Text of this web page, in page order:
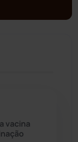
(03)
vacina